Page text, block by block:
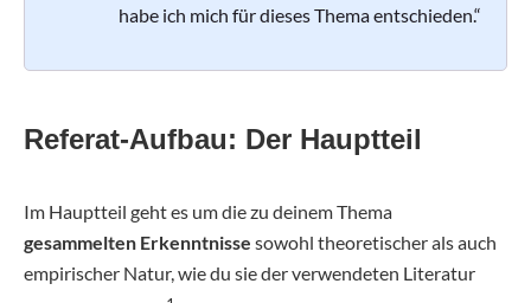
habe ich mich für dieses Thema entschieden.“
Referat-Aufbau: Der Hauptteil
Im Hauptteil geht es um die zu deinem Thema
gesammelten Erkenntnisse sowohl theoretischer als auch
empirischer Natur, wie du sie der verwendeten Literatur